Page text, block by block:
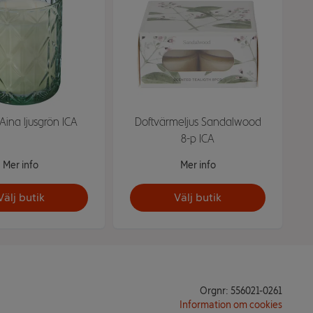
ljusgrön ICA
Mer info
butik
Doftvärmeljus Sandalwood
8-p ICA
Mer info
Välj butik
Orgnr: 556021-0261
Information om cookies